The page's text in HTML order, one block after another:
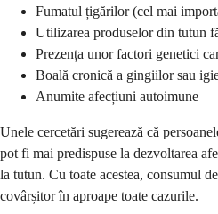
Fumatul țigărilor (cel mai
Utilizarea produselor din tutun
Prezența unor factori genetici
Boală cronică a gingiilor sau
Anumite afecțiuni autoimune
Unele cercetări sugerează că
pot fi mai predispuse la dezvoltarea
la tutun. Cu toate acestea, consumul
covârșitor în aproape toate cazurile.